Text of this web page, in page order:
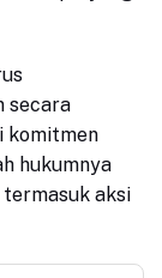
secara
komitmen
hukumnya
aksi